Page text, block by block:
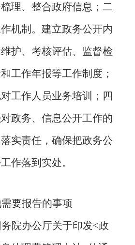
理、整合政府信息；二
机制。建立政务公开内
护、考核评估、监督检
工作年报等工作制度；
工作人员业务培训；四
政务、信息公开工作的
实责任，确保把政务公
作落到实处。
要报告的事项
院办公厅关于印发<政